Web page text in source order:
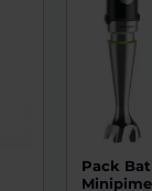
Pack